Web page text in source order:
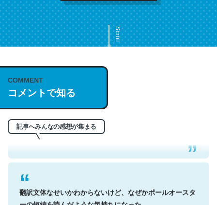
Scroll
COMMENT
コメントで知る
記事へみんなの感想が集まる
これは名文。彼はとてもクレバーなんだろうなと凄く思
う。英語少しでも読める人は原文もお勧め。自分はこの流
─今のこの状況が信じられるかい？ by ラーズ・ヌートバー
翻訳文体なせいかわからないけど、なぜかポールオースタ
ーの短編を読んだような気持ちになった